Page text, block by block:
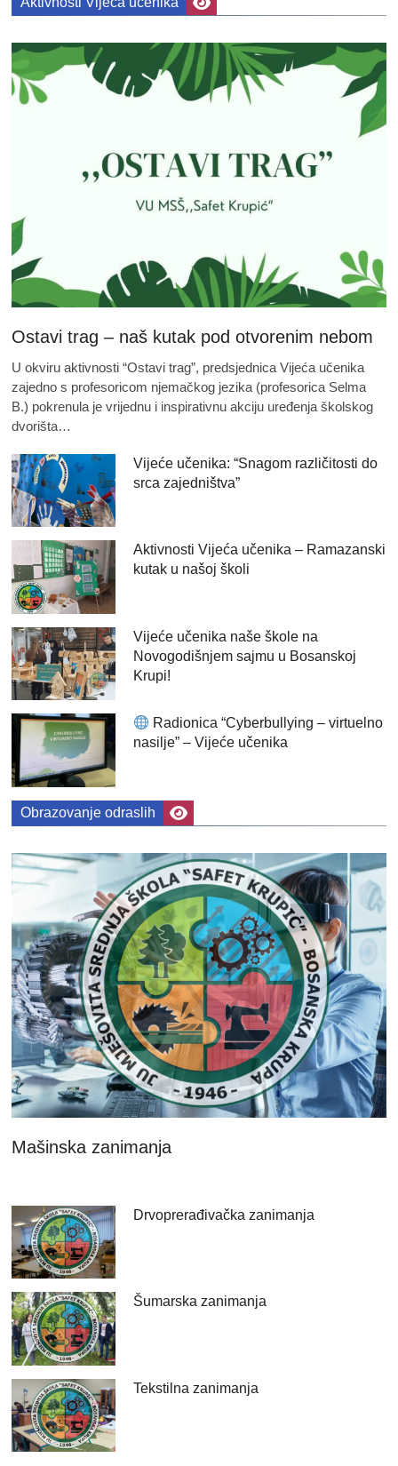
Ostavi trag – naš kutak pod otvorenim nebom
U okviru aktivnosti “Ostavi trag”, predsjednica Vijeća učenika
zajedno s profesoricom njemačkog jezika (profesorica Selma
B.) pokrenula je vrijednu i inspirativnu akciju uređenja školskog
dvorišta…
Vijeće učenika: “Snagom različitosti do
srca zajedništva”
Aktivnosti Vijeća učenika – Ramazanski
kutak u našoj školi
Vijeće učenika naše škole na
Novogodišnjem sajmu u Bosanskoj
Krupi!
Radionica “Cyberbullying – virtuelno
nasilje” – Vijeće učenika
Obrazovanje odraslih
Mašinska zanimanja
Drvoprerađivačka zanimanja
Šumarska zanimanja
Tekstilna zanimanja